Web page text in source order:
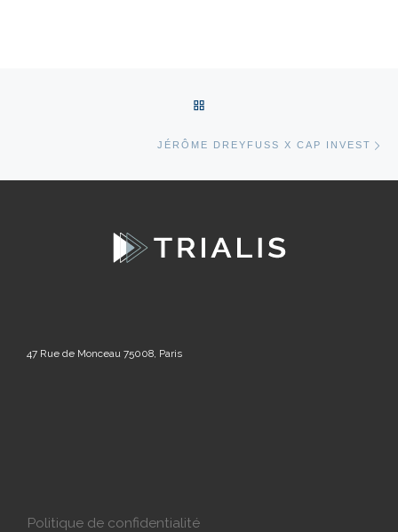
JÉRÔME DREYFUSS X CAP INVEST
47 Rue de Monceau 75008, Paris
Politique de confidentialité